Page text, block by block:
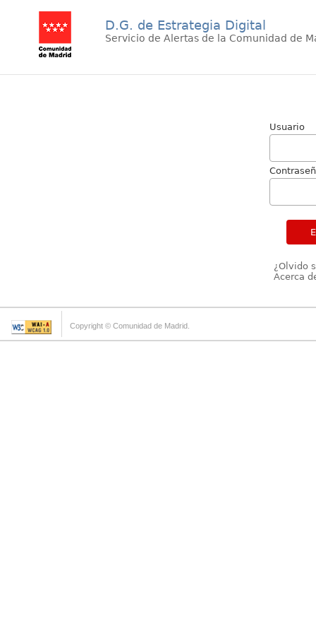
D.G. de Estrategia Digital
Servicio de Alertas de la Comunidad de
Usuario
¿Olvido
Acerca
Copyright © Comunidad de Madrid.